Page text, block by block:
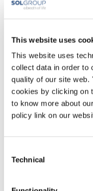
This website uses
This website uses
collect data in order to
quality of our site web.
cookies by clicking on
to know more about
policy link on our
Selection
Technical
maken over de
hiervan.
Een thuisvulsysteem